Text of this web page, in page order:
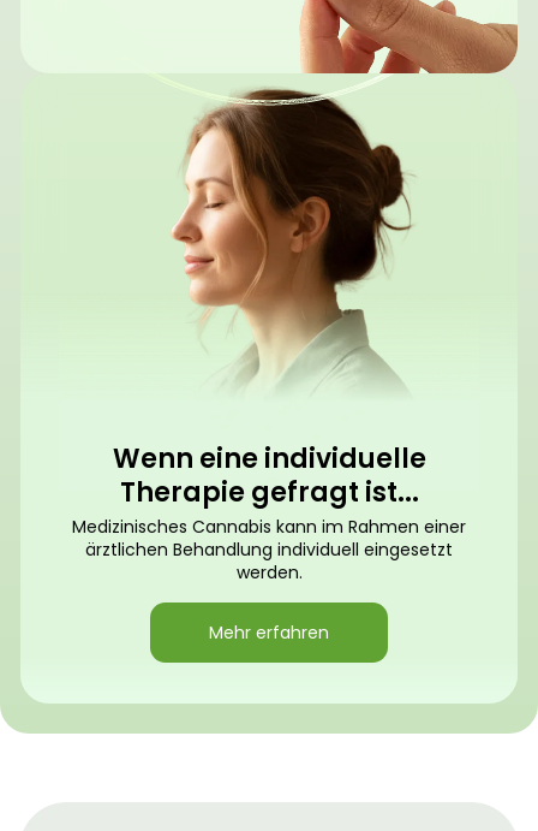
Wenn eine individuelle
Therapie gefragt ist...
Medizinisches Cannabis kann im Rahmen einer
ärztlichen Behandlung individuell eingesetzt
werden.
Mehr erfahren